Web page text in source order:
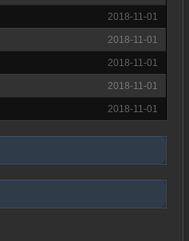
2018-11-01
2018-11-01
2018-11-01
2018-11-01
2018-11-01